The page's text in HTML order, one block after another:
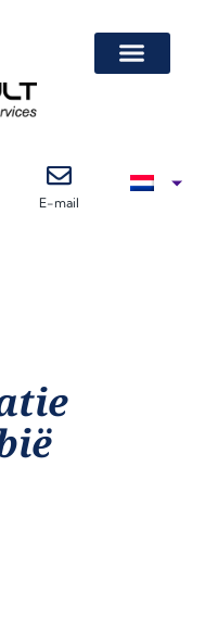
E-mail